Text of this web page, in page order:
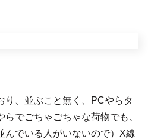
り、並ぶこと無く、PCやらタ
でごちゃごちゃな荷物でも、
んでいる人がいないので）X線